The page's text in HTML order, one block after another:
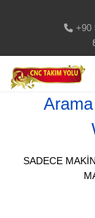
+90
SADECE